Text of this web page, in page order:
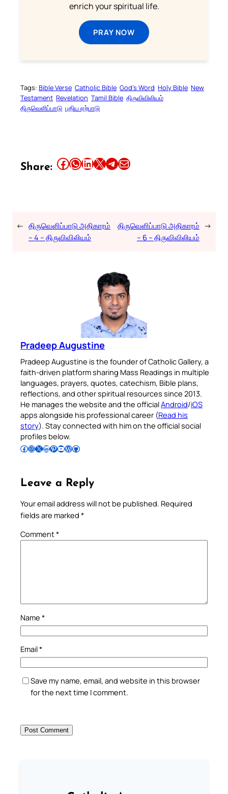
enrich your spiritual life.
PRAY NOW
Tags: Bible Verse Catholic Bible God’s Word Holy Bible New
Testament Revelation Tamil Bible திருவிவிலியம்
திருவெளிப்பாடு புதிய ஏற்பாடு
Share: Share this article on Facebook Share this article on WhatsApp Share this article on LinkedIn Share this article on X Share this article on TelegramEmail this Article
← திருவெளிப்பாடு அதிகாரம்
– 4 – திருவிவிலியம்
திருவெளிப்பாடு அதிகாரம்
– 6 – திருவிவிலியம்
→
Pradeep Augustine
Pradeep Augustine is the founder of Catholic Gallery, a
faith-driven platform sharing Mass Readings in multiple
languages, prayers, quotes, catechism, Bible plans,
reflections, and other spiritual resources since 2013.
He manages the website and the officialAndroid/iOS
apps alongside his professional career (Read his
story). Stay connected with him on the official social
profiles below.
Follow Pradeep on Facebook Follow Pradeep on InstagramFollow Pradeep on X Follow Pradeep on LinkedIn Follow Pradeep on Pinterest Subscribe to Pradeep’s Youtube Channel Follow Pradeep on WordPress Follow Pradeep on GitHub
Leave a Reply
Your email address will not be published. Required
fields are marked *
Comment*
Name *
Email*
Save my name, email, and website in this browser
for the next time I comment.